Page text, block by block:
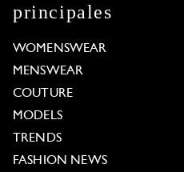
principales
WOMENSWEAR
MENSWEAR
COUTURE
MODELS
TRENDS
FASHION NEWS